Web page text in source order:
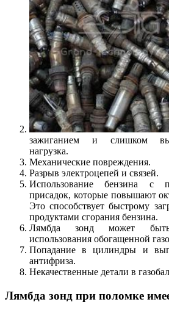
зажиганием и слишком
нагрузка.
Механические повреждения.
Разрыв электроцепей и связей.
Использование бензина с
присадок, которые повышают
Это способствует быстрому
продуктами сгорания бензина.
Лямбда зонд может быть
использования обогащенной
Попадание в цилиндры и
антифриза.
Некачественные детали в
Лямбда зонд при поломке